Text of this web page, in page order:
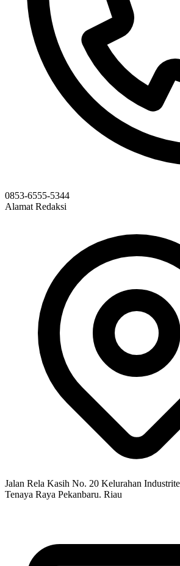
0853-6555-5344
Alamat Redaksi
Jalan Rela Kasih No. 20 Kelurahan
Tenaya Raya Pekanbaru. Riau